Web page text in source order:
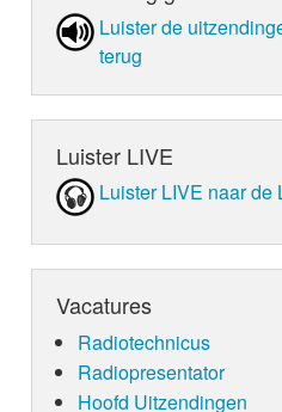
Luister de
terug
Luister LIVE
Luister LIVE naar de
Vacatures
Radiotechnicus
Radiopresentator
Hoofd Uitzendingen